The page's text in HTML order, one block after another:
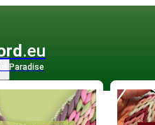
.eu
Paradise